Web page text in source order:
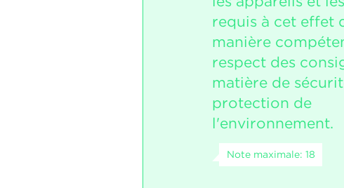
requis à cet effet
manière
respect des
matière de
protection de
l'environnement.
Note maximale: 18